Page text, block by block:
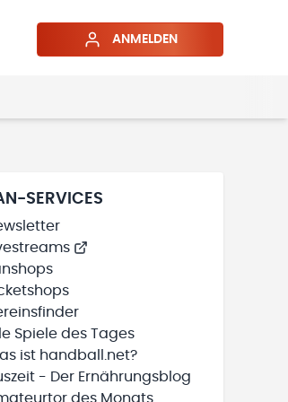
ANMELDEN
SERVICES
Spiele des Tages
ist handball.net?
- Der Ernährungsblog
des Monats